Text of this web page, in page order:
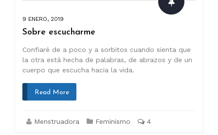
9 ENERO, 2019
Sobre escucharme
Confiaré de a poco y a sorbitos cuando sienta que
la otra está hecha de palabras, de abrazos y de un
cuerpo que escucha hacia la vida.
Read More
Menstruadora Feminismo 4